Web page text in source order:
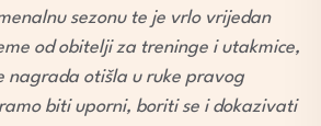
sezonu te je vrlo vrijedan
od obitelji za treninge i utakmice,
nagrada otišla u ruke pravog
biti uporni, boriti se i dokazivati